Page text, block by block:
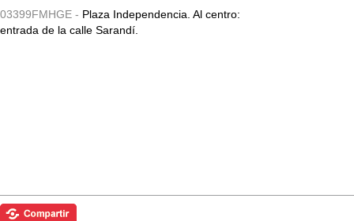
03399FMHGE - Plaza Independencia. Al centro:
entrada de la calle Sarandí.